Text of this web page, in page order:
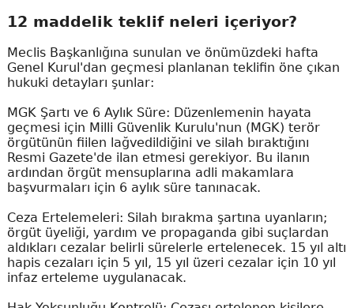
12 maddelik teklif neleri içeriyor?
Meclis Başkanlığına sunulan ve önümüzdeki hafta
Genel Kurul'dan geçmesi planlanan teklifin öne çıkan
hukuki detayları şunlar:
MGK Şartı ve 6 Aylık Süre: Düzenlemenin hayata
geçmesi için Milli Güvenlik Kurulu'nun (MGK) terör
örgütünün fiilen lağvedildiğini ve silah bıraktığını
Resmi Gazete'de ilan etmesi gerekiyor. Bu ilanın
ardından örgüt mensuplarına adli makamlara
başvurmaları için 6 aylık süre tanınacak.
Ceza Ertelemeleri: Silah bırakma şartına uyanların;
örgüt üyeliği, yardım ve propaganda gibi suçlardan
aldıkları cezalar belirli sürelerle ertelenecek. 15 yıl altı
hapis cezaları için 5 yıl, 15 yıl üzeri cezalar için 10 yıl
infaz erteleme uygulanacak.